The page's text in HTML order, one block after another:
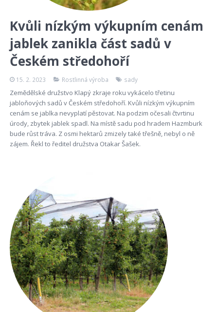
Kvůli nízkým výkupním cenám
jablek zanikla část sadů v
Českém středohoří
15. 2. 2023 Rostlinná výroba sady
Zemědělské družstvo Klapý zkraje roku vykácelo třetinu
jabloňových sadů v Českém středohoří. Kvůli nízkým výkupním
cenám se jablka nevyplatí pěstovat. Na podzim očesali čtvrtinu
úrody, zbytek jablek spadl. Na místě sadu pod hradem Hazmburk
bude růst tráva. Z osmi hektarů zmizely také třešně, nebyl o ně
zájem. Řekl to ředitel družstva Otakar Šašek.